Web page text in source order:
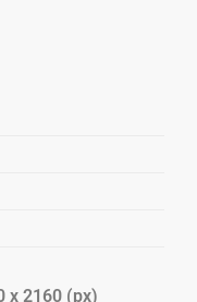
x 2160 (px)